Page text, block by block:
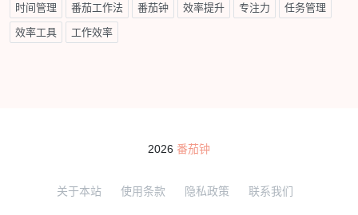
时间管理 番茄工作法 番茄钟 效率提升 专注力 任务管理
效率工具 工作效率
2026 番茄钟
关于本站 使用条款 隐私政策 联系我们